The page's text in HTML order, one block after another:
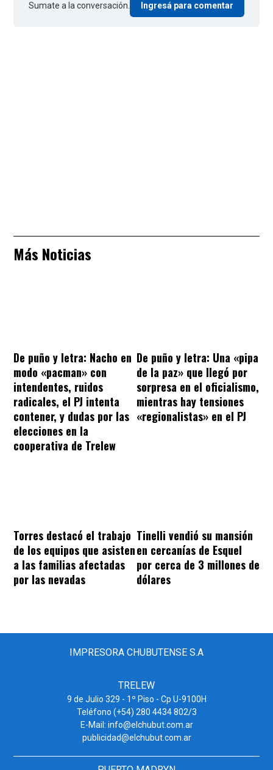
Sumate a la conversación. Ingresá para comentar
Más Noticias
De puño y letra: Nacho en
modo «pacman» con
intendentes, ruidos
radicales, el PJ intenta
contener, y dudas por las
elecciones en la
cooperativa de Trelew
De puño y letra: Una «pipa
de la paz» que llegó por
sorpresa en el oficialismo,
mientras hay tensiones
«regionalistas» en el PJ
Torres destacó el trabajo
de los equipos que asisten
a las familias afectadas
por las nevadas
Tinelli vendió su mansión
en cercanías de Esquel
por cerca de 3 millones de
dólares
IMPRESORA CHUBUTENSE S.A
TRELEW
9 de Julio 329 - 1º Piso - Cp U-9100H
Teléfono (+54) 280 4434 802/3
E-Mail: info@elchubut.com.ar
publicidad@elchubut.com.ar